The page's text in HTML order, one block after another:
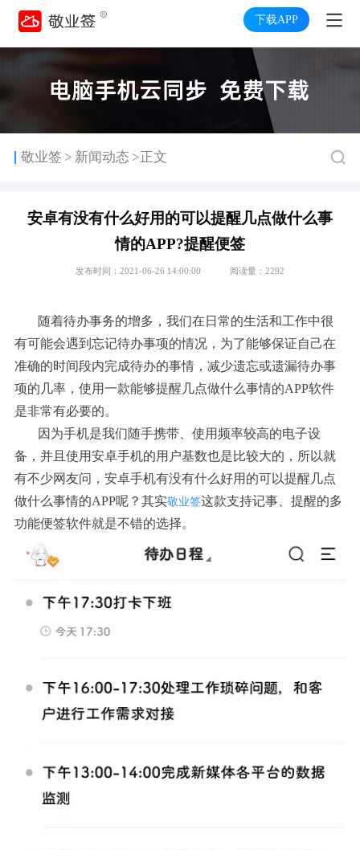
下载APP
敬业签 > 新闻动态 >正文
安卓有没有什么好用的可以提醒几点做什么事
情的APP?提醒便签
发布时间：2021-06-26 14:00:00 阅读量：2292
随着待办事务的增多，我们在日常的生活和工作中很
有可能会遇到忘记待办事项的情况，为了能够保证自己在
准确的时间段内完成待办的事情，减少遗忘或遗漏待办事
项的几率，使用一款能够提醒几点做什么事情的APP软件
是非常有必要的。
因为手机是我们随手携带、使用频率较高的电子设
备，并且使用安卓手机的用户基数也是比较大的，所以就
有不少网友问，安卓手机有没有什么好用的可以提醒几点
做什么事情的APP呢？其实敬业签这款支持记事、提醒的多
功能便签软件就是不错的选择。